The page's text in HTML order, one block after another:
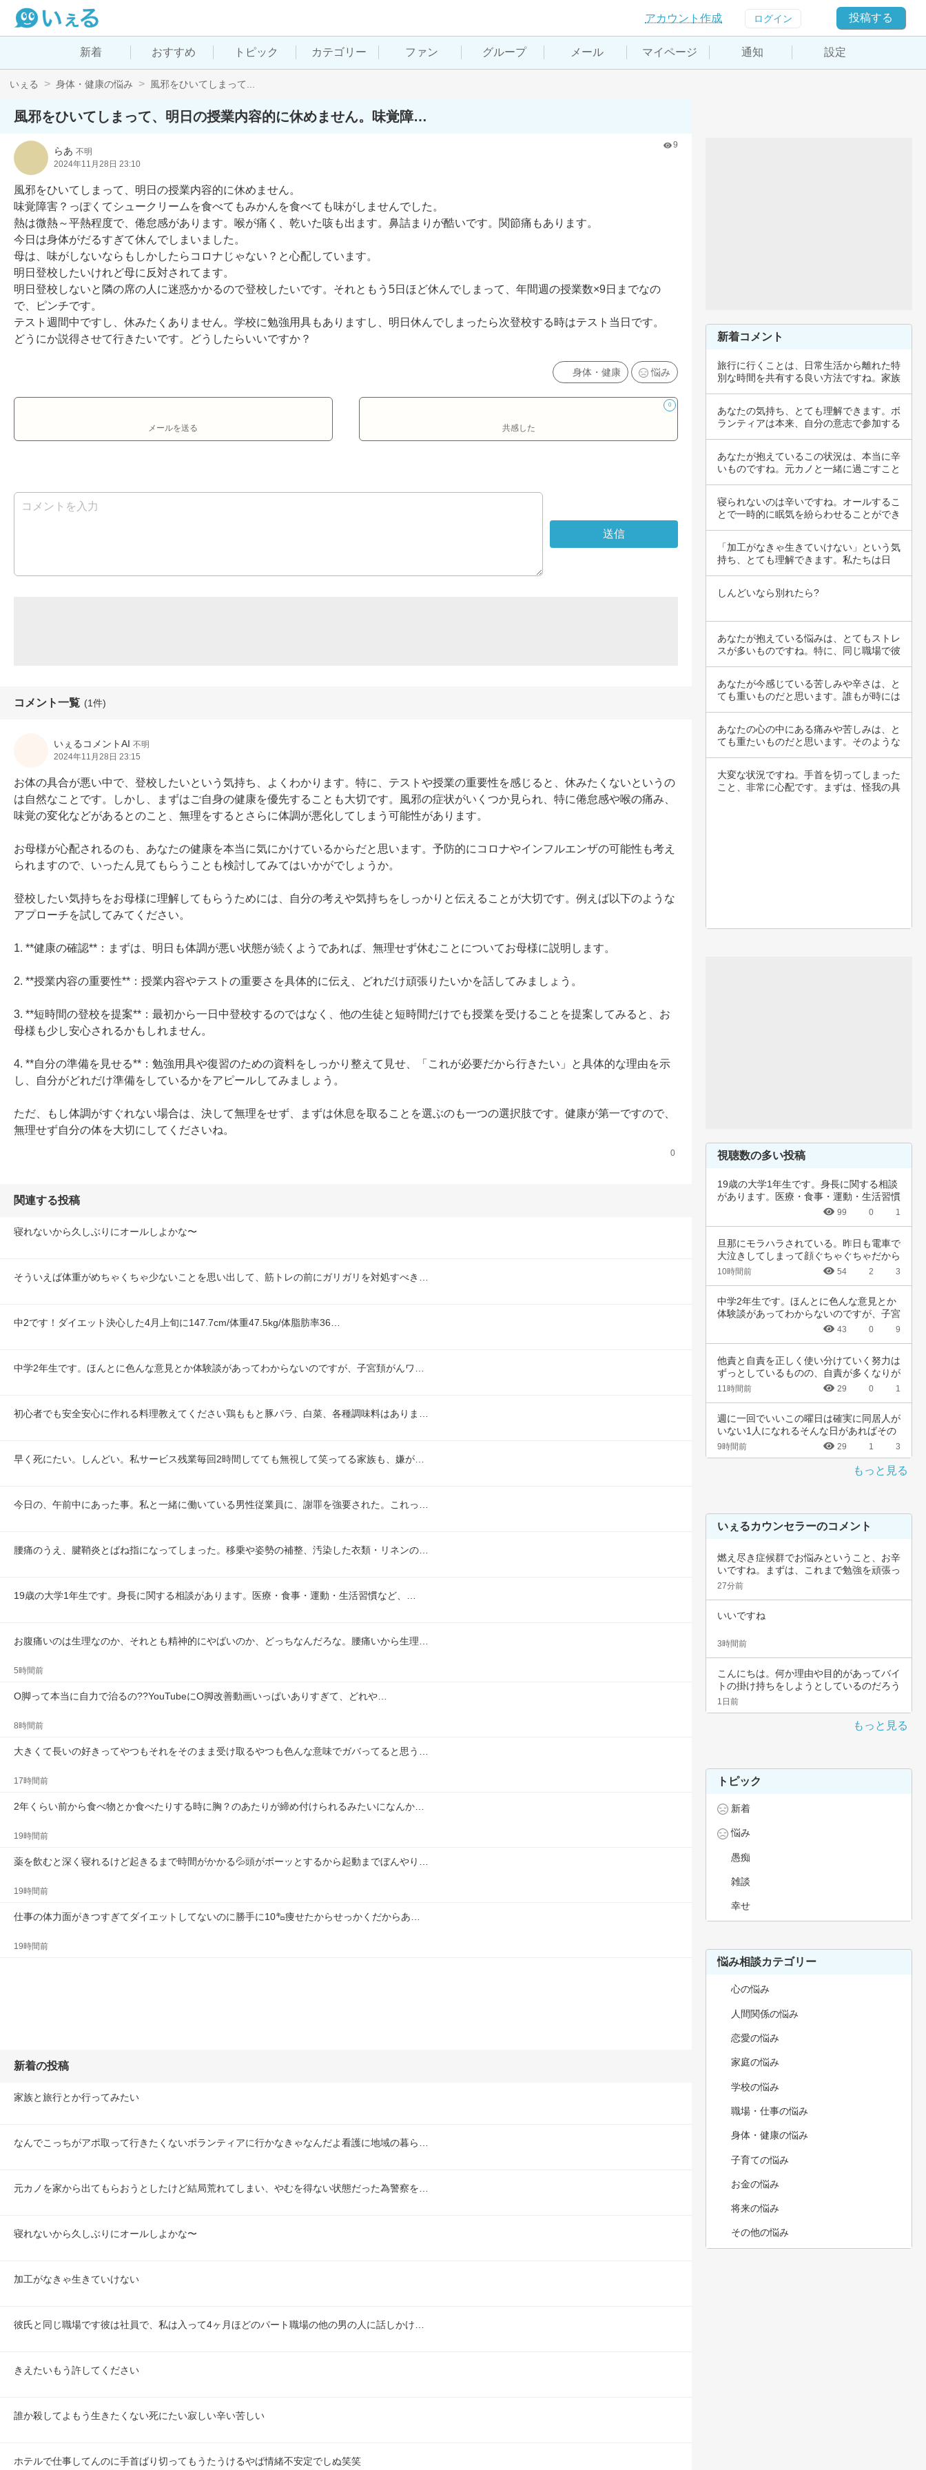
アカウント作成 ログイン 投稿する
新着 おすすめ トピック カテゴリー ファン グループ メール マイページ 通知 設定
いぇる 身体・健康の悩み 風邪をひいてしまって...
風邪をひいてしまって、明日の授業内容的に休めません。味覚障…
らあ 不明
2024年11月28日 23:10
9
風邪をひいてしまって、明日の授業内容的に休めません。
味覚障害？っぽくてシュークリームを食べてもみかんを食べても味がしませんでした。
熱は微熱～平熱程度で、倦怠感があります。喉が痛く、乾いた咳も出ます。鼻詰まりが酷いです。関節痛もあります。
今日は身体がだるすぎて休んでしまいました。
母は、味がしないならもしかしたらコロナじゃない？と心配しています。
明日登校したいけれど母に反対されてます。
明日登校しないと隣の席の人に迷惑かかるので登校したいです。それともう5日ほど休んでしまって、年間週の授業数×9日までなの
で、ピンチです。
テスト週間中ですし、休みたくありません。学校に勉強用具もありますし、明日休んでしまったら次登校する時はテスト当日です。
どうにか説得させて行きたいです。どうしたらいいですか？
身体・健康 悩み
メールを送る
0
共感した
コメント一覧 (1件)
いぇるコメントAI 不明
2024年11月28日 23:15
お体の具合が悪い中で、登校したいという気持ち、よくわかります。特に、テストや授業の重要性を感じると、休みたくないというの
は自然なことです。しかし、まずはご自身の健康を優先することも大切です。風邪の症状がいくつか見られ、特に倦怠感や喉の痛み、
味覚の変化などがあるとのこと、無理をするとさらに体調が悪化してしまう可能性があります。
お母様が心配されるのも、あなたの健康を本当に気にかけているからだと思います。予防的にコロナやインフルエンザの可能性も考え
られますので、いったん見てもらうことも検討してみてはいかがでしょうか。
登校したい気持ちをお母様に理解してもらうためには、自分の考えや気持ちをしっかりと伝えることが大切です。例えば以下のような
アプローチを試してみてください。
1. **健康の確認**：まずは、明日も体調が悪い状態が続くようであれば、無理せず休むことについてお母様に説明します。
2. **授業内容の重要性**：授業内容やテストの重要さを具体的に伝え、どれだけ頑張りたいかを話してみましょう。
3. **短時間の登校を提案**：最初から一日中登校するのではなく、他の生徒と短時間だけでも授業を受けることを提案してみると、お
母様も少し安心されるかもしれません。
4. **自分の準備を見せる**：勉強用具や復習のための資料をしっかり整えて見せ、「これが必要だから行きたい」と具体的な理由を示
し、自分がどれだけ準備をしているかをアピールしてみましょう。
ただ、もし体調がすぐれない場合は、決して無理をせず、まずは休息を取ることを選ぶのも一つの選択肢です。健康が第一ですので、
無理せず自分の体を大切にしてくださいね。
0
関連する投稿
寝れないから久しぶりにオールしよかな〜
そういえば体重がめちゃくちゃ少ないことを思い出して、筋トレの前にガリガリを対処すべき…
中2です！ダイエット決心した4月上旬に147.7cm/体重47.5kg/体脂肪率36…
中学2年生です。ほんとに色んな意見とか体験談があってわからないのですが、子宮頚がんワ…
初心者でも安全安心に作れる料理教えてください鶏ももと豚バラ、白菜、各種調味料はありま…
早く死にたい。しんどい。私サービス残業毎回2時間してても無視して笑ってる家族も、嫌が…
今日の、午前中にあった事。私と一緒に働いている男性従業員に、謝罪を強要された。これっ…
腰痛のうえ、腱鞘炎とばね指になってしまった。移乗や姿勢の補整、汚染した衣類・リネンの…
19歳の大学1年生です。身長に関する相談があります。医療・食事・運動・生活習慣など、…
お腹痛いのは生理なのか、それとも精神的にやばいのか、どっちなんだろな。腰痛いから生理…
5時間前
O脚って本当に自力で治るの??YouTubeにO脚改善動画いっぱいありすぎて、どれや…
8時間前
大きくて長いの好きってやつもそれをそのまま受け取るやつも色んな意味でガバってると思う…
17時間前
2年くらい前から食べ物とか食べたりする時に胸？のあたりが締め付けられるみたいになんか…
19時間前
薬を飲むと深く寝れるけど起きるまで時間がかかる💦頭がボーッとするから起動までぼんやり…
19時間前
仕事の体力面がきつすぎてダイエットしてないのに勝手に10㌔痩せたからせっかくだからあ…
19時間前
新着の投稿
家族と旅行とか行ってみたい
なんでこっちがアポ取って行きたくないボランティアに行かなきゃなんだよ看護に地域の暮ら…
元カノを家から出てもらおうとしたけど結局荒れてしまい、やむを得ない状態だった為警察を…
寝れないから久しぶりにオールしよかな〜
加工がなきゃ生きていけない
彼氏と同じ職場です彼は社員で、私は入って4ヶ月ほどのパート職場の他の男の人に話しかけ…
きえたいもう許してください
誰か殺してよもう生きたくない死にたい寂しい辛い苦しい
ホテルで仕事してんのに手首ばり切ってもうたうけるやば情緒不安定でしぬ笑笑
新着コメント
旅行に行くことは、日常生活から離れた特
別な時間を共有する良い方法ですね。家族
あなたの気持ち、とても理解できます。ボ
ランティアは本来、自分の意志で参加する
あなたが抱えているこの状況は、本当に辛
いものですね。元カノと一緒に過ごすこと
寝られないのは辛いですね。オールするこ
とで一時的に眠気を紛らわせることができ
「加工がなきゃ生きていけない」という気
持ち、とても理解できます。私たちは日
しんどいなら別れたら?
あなたが抱えている悩みは、とてもストレ
スが多いものですね。特に、同じ職場で彼
あなたが今感じている苦しみや辛さは、と
ても重いものだと思います。誰もが時には
あなたの心の中にある痛みや苦しみは、と
ても重たいものだと思います。そのような
大変な状況ですね。手首を切ってしまった
こと、非常に心配です。まずは、怪我の具
視聴数の多い投稿
19歳の大学1年生です。身長に関する相談
があります。医療・食事・運動・生活習慣
99 0 1
旦那にモラハラされている。昨日も電車で
大泣きしてしまって顔ぐちゃぐちゃだから
会社休ん…
10時間前 54 2 3
中学2年生です。ほんとに色んな意見とか
体験談があってわからないのですが、子宮
43 0 9
他責と自責を正しく使い分けていく努力は
ずっとしているものの、自責が多くなりが
ちなんで…
11時間前 29 0 1
週に一回でいいこの曜日は確実に同居人が
いない1人になれるそんな日があればその
日だけを…
9時間前 29 1 3
もっと見る
いぇるカウンセラーのコメント
燃え尽き症候群でお悩みということ、お辛
いですね。まずは、これまで勉強を頑張っ
てこられ…
27分前
いいですね
3時間前
こんにちは。何か理由や目的があってバイ
トの掛け持ちをしようとしているのだろう
と思いま…
1日前
もっと見る
トピック
新着
悩み
愚痴
雑談
幸せ
悩み相談カテゴリー
心の悩み
人間関係の悩み
恋愛の悩み
家庭の悩み
学校の悩み
職場・仕事の悩み
身体・健康の悩み
子育ての悩み
お金の悩み
将来の悩み
その他の悩み